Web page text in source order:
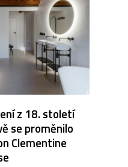
z 18. století
se proměnilo
Clementine